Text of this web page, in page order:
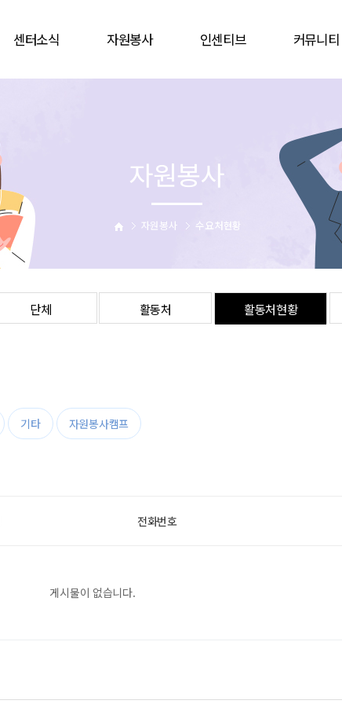
센터소식 자원봉사
활동처
활동처현황
인센티브
봉사자증
을숙도문화회관
커뮤니티
협약기관
비대면활동
단체 활동처 활동처현황
자원봉사 수요처현황
자원봉사
기타 자원봉사캠프
전화번호
게시물이 없습니다.